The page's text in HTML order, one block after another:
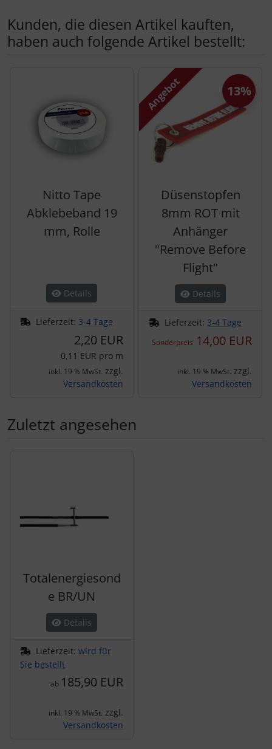
Kunden, die diesen Artikel kauften,
haben auch folgende Artikel bestellt:
Es folgt ein Produktslider - navigieren Sie mit der Tab-
Nitto Tape
Abklebeband 19
mm, Rolle
Details
Lieferzeit: 3-4 Tage
2,20 EUR
0,11 EUR pro m
inkl. 19 % MwSt. zzgl.
Versandkosten
Angebot
Düsenstopfen
8mm ROT mit
Anhänger
"Remove Before
Flight"
Details
Lieferzeit: 3-4 Tage
Sonderpreis 14,00 EUR
13%
inkl. 19 % MwSt. zzgl.
Versandkosten
Zuletzt angesehen
Totalenergiesond
e BR/UN
Details
Lieferzeit: wird für
Sie bestellt
ab 185,90 EUR
inkl. 19 % MwSt. zzgl.
Versandkosten